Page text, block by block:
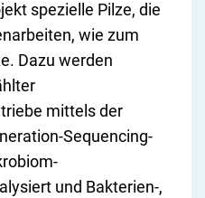
spezielle Pilze, die
wie zum
Dazu werden
mittels der
Sequencing-
und Bakterien-,